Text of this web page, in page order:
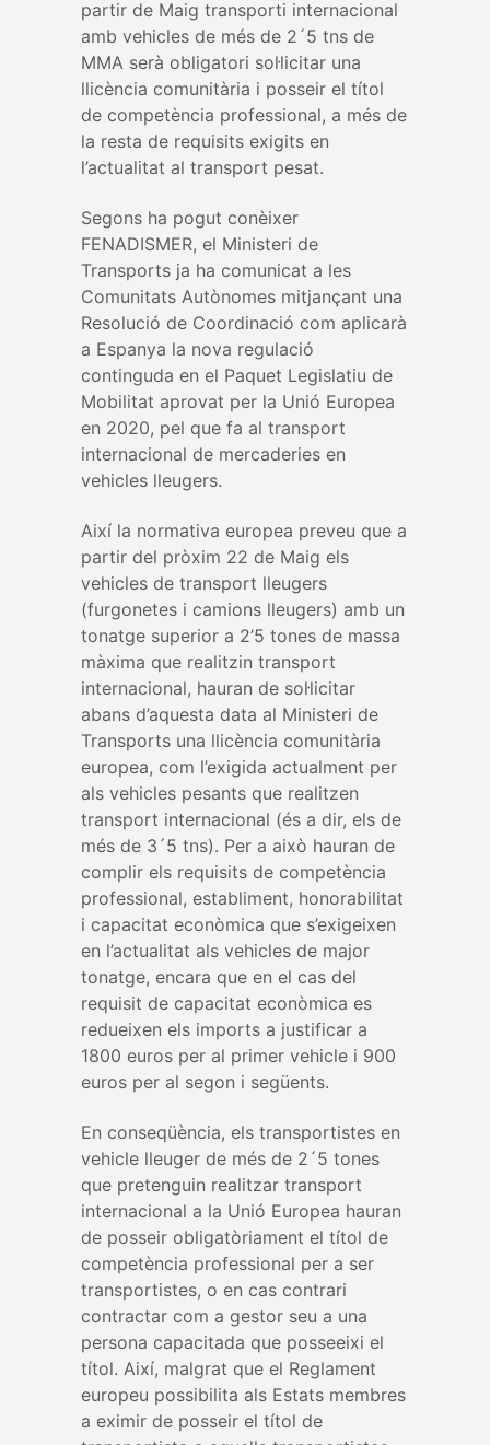
partir de Maig transporti internacional
amb vehicles de més de 2´5 tns de
MMA serà obligatori sol·licitar una
llicència comunitària i posseir el títol
de competència professional, a més de
la resta de requisits exigits en
l’actualitat al transport pesat.
Segons ha pogut conèixer
FENADISMER, el Ministeri de
Transports ja ha comunicat a les
Comunitats Autònomes mitjançant una
Resolució de Coordinació com aplicarà
a Espanya la nova regulació
continguda en el Paquet Legislatiu de
Mobilitat aprovat per la Unió Europea
en 2020, pel que fa al transport
internacional de mercaderies en
vehicles lleugers.
Així la normativa europea preveu que a
partir del pròxim 22 de Maig els
vehicles de transport lleugers
(furgonetes i camions lleugers) amb un
tonatge superior a 2’5 tones de massa
màxima que realitzin transport
internacional, hauran de sol·licitar
abans d’aquesta data al Ministeri de
Transports una llicència comunitària
europea, com l’exigida actualment per
als vehicles pesants que realitzen
transport internacional (és a dir, els de
més de 3´5 tns). Per a això hauran de
complir els requisits de competència
professional, establiment, honorabilitat
i capacitat econòmica que s’exigeixen
en l’actualitat als vehicles de major
tonatge, encara que en el cas del
requisit de capacitat econòmica es
redueixen els imports a justificar a
1800 euros per al primer vehicle i 900
euros per al segon i següents.
En conseqüència, els transportistes en
vehicle lleuger de més de 2´5 tones
que pretenguin realitzar transport
internacional a la Unió Europea hauran
de posseir obligatòriament el títol de
competència professional per a ser
transportistes, o en cas contrari
contractar com a gestor seu a una
persona capacitada que posseeixi el
títol. Així, malgrat que el Reglament
europeu possibilita als Estats membres
a eximir de posseir el títol de